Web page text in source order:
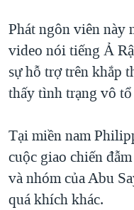
GIÁO DỤC
CHI PHÍ CHIẾN
CÁC GIÁ TRỊ CỘNG
THƯỢNG ĐỈNH
TRỊNH VĨNH BÌNH VS.
NGƯ DÂN VIỆT VÀ
BÊN KIA QUỐC LỘ:
QUAN HỆ VIỆT MỸ
Phát ngôn viên này
video nói tiếng Ả
sự hỗ trợ trên khắp
thấy tình trạng vô
Tại miền nam
cuộc giao chiến
và nhóm của Abu
quá khích khác.